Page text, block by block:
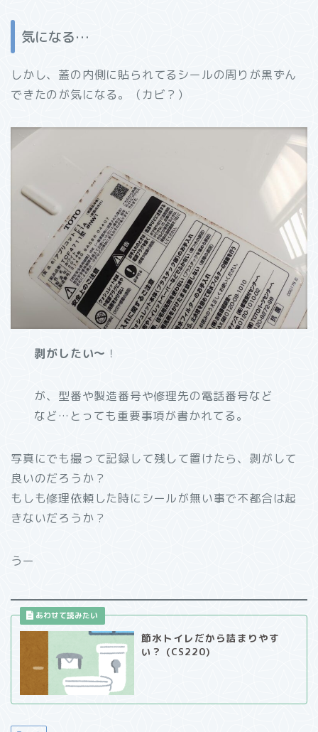
気になる…
しかし、蓋の内側に貼られてるシールの周りが黒ずん
できたのが気になる。（カビ？）
剥がしたい～ ！
が、型番や製造番号や修理先の電話番号など
など…とっても重要事項が書かれてる。
写真にでも撮って記録して残して置けたら、剥がして
良いのだろうか？
もしも修理依頼した時にシールが無い事で不都合は起
きないだろうか？
うー
節水トイレだから詰まりやす
い？ (CS220)